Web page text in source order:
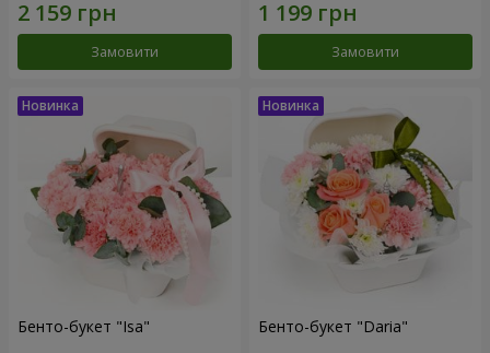
Замовити Замовити
Бенто-букет "Isa" Бенто-букет "Daria"